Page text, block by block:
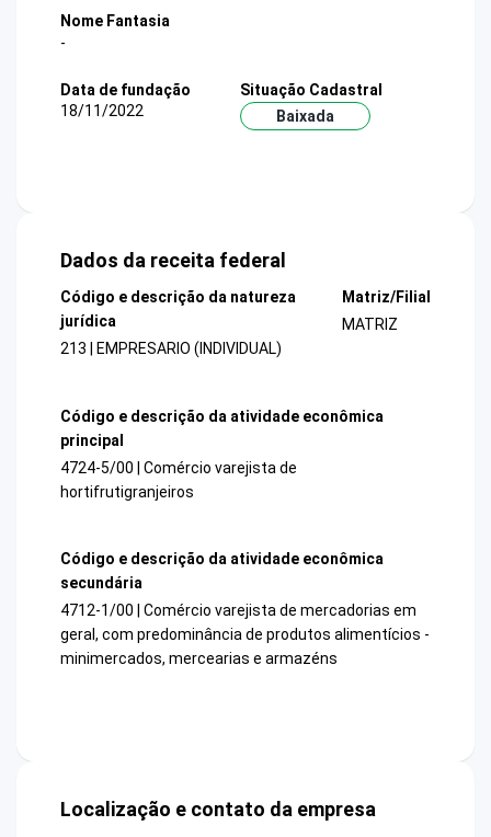
Nome Fantasia
-
Data de fundação
18/11/2022
Situação Cadastral
Baixada
Dados da receita federal
Código e descrição da natureza
jurídica
213 | EMPRESARIO (INDIVIDUAL)
Matriz/Filial
MATRIZ
Código e descrição da atividade econômica
principal
4724-5/00 | Comércio varejista de
hortifrutigranjeiros
Código e descrição da atividade econômica
secundária
4712-1/00 | Comércio varejista de mercadorias em
geral, com predominância de produtos alimentícios -
minimercados, mercearias e armazéns
Localização e contato da empresa